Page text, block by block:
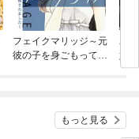
フェイクマリッジ～元
彼の子を身ごもって捨
わ
娘
もっと見る